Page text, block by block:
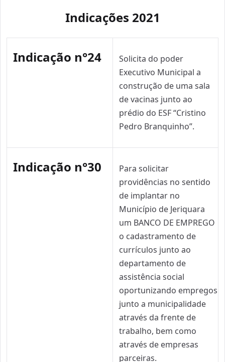
Indicações 2021
Indicação n°24
Solicita do poder
Executivo Municipal a
construção de uma sala
de vacinas junto ao
prédio do ESF “Cristino
Pedro Branquinho”.
Indicação n°30
Para solicitar
providências no sentido
de implantar no
Município de Jeriquara
um BANCO DE EMPREGO
o cadastramento de
currículos junto ao
departamento de
assistência social
oportunizando empregos
junto a municipalidade
através da frente de
trabalho, bem como
através de empresas
parceiras.